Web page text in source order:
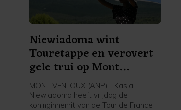
Niewiadoma wint
Touretappe en verovert
gele trui op Mont
Ventoux
MONT VENTOUX (ANP) - Kasia
Niewiadoma heeft vrijdag de
koninginnenrit van de Tour de France